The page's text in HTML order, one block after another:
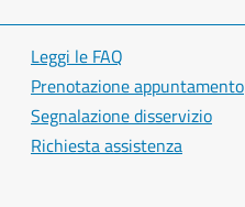
Leggi le FAQ
Prenotazione appuntamento
Segnalazione disservizio
Richiesta assistenza